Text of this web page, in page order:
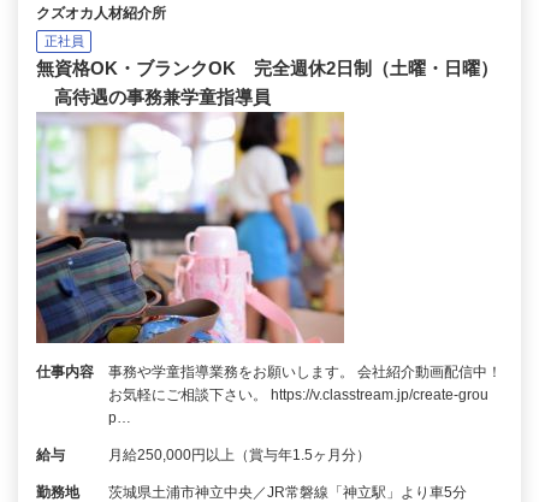
クズオカ人材紹介所
正社員
無資格OK・ブランクOK 完全週休2日制（土曜・日曜）
高待遇の事務兼学童指導員
仕事内容
事務や学童指導業務をお願いします。 会社紹介動画配信中！
お気軽にご相談下さい。 https://v.classtream.jp/create-grou
p…
給与 月給250,000円以上（賞与年1.5ヶ月分）
勤務地 茨城県土浦市神立中央／JR常磐線「神立駅」より車5分